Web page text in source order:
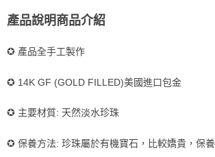
每筆NT$85，滿NT$999(含以上)免運費
付款後萊爾富取貨
7-11取貨付款
每筆NT$85，滿NT$999(含以上)免運費
每筆NT$85，滿NT$999(含以上)免運費
產品說明商品介紹
✪ 產品全手工製作
✪ 14K GF (GOLD FILLED)美國進口包金
✪ 主要材質: 天然淡水珍珠
✪ 保養方法: 珍珠屬於有機寶石，比較嬌貴，保